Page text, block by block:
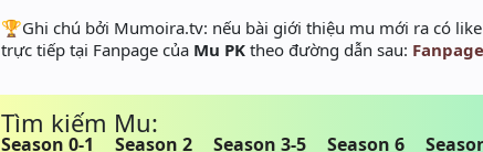
️🏆Ghi chú bởi Mumoira.tv: nếu bài giới thiệu mu mới ra có
trực tiếp tại Fanpage của Mu PK theo đường dẫn sau:
Tìm kiếm Mu:
Season 0-1 Season 2 Season 3-5 Season 6